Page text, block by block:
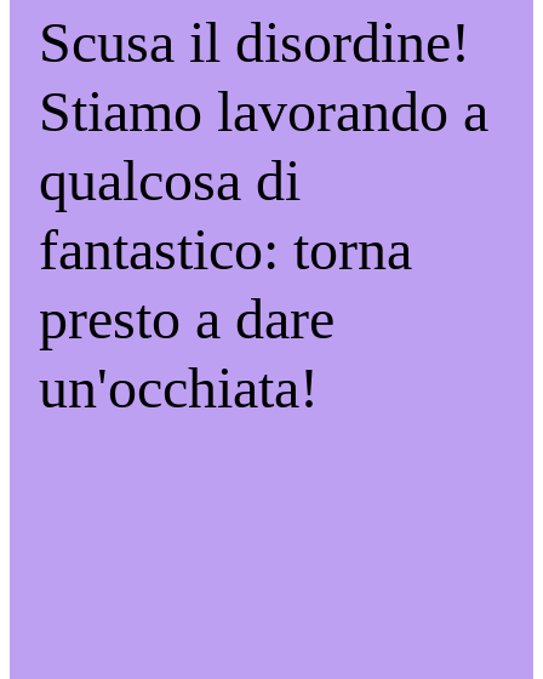
Scusa il disordine!
Stiamo lavorando a
qualcosa di
fantastico: torna
presto a dare
un'occhiata!